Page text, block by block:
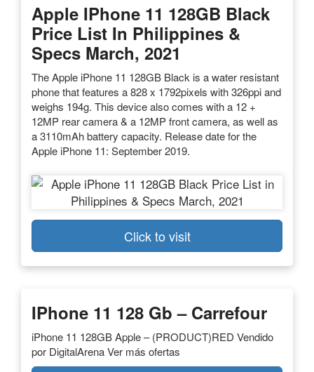
Apple IPhone 11 128GB Black
Price List In Philippines &
Specs March, 2021
The Apple iPhone 11 128GB Black is a water resistant
phone that features a 828 x 1792pixels with 326ppi and
weighs 194g. This device also comes with a 12 +
12MP rear camera & a 12MP front camera, as well as
a 3110mAh battery capacity. Release date for the
Apple iPhone 11: September 2019.
Click to visit
IPhone 11 128 Gb – Carrefour
iPhone 11 128GB Apple – (PRODUCT)RED Vendido
por DigitalArena Ver más ofertas